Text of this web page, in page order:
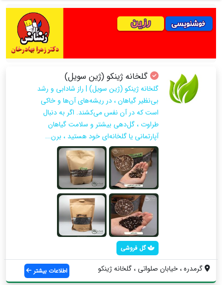
گلخانه ژینکو (ژین سویل)
گلخانه ژینکو (ژین سویل) | راز شادابی و رشد
بی‌نظیر گیاهان ، در ریشه‌های آن‌ها و خاکی
است که در آن نفس می‌کشند. اگر به دنبال
طراوت ، گل‌دهی بیشتر و سلامت گیاهان
آپارتمانی یا گلخانه‌ای خود هستید ، برن...
گل فروشی
گرمدره ، خیابان صلواتی ، گلخانه ژینکو اطلاعات بیشتر